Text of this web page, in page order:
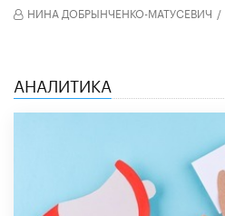
НИНА ДОБРЫНЧЕНКО-МАТУСЕВИЧ /
АНАЛИТИКА